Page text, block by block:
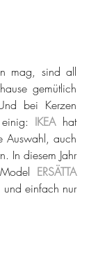
mag, sind all
gemütlich
bei Kerzen
IKEA hat
Auswahl, auch
In diesem Jahr
ERSÄTTA
und einfach nur